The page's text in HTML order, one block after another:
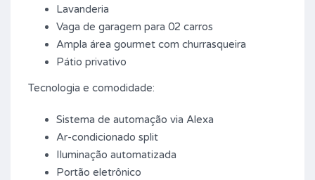
Lavanderia
Vaga de garagem para 02 carros
Ampla área gourmet com churrasqueira
Pátio privativo
Tecnologia e comodidade:
Sistema de automação via Alexa
Ar-condicionado split
Iluminação automatizada
Portão eletrônico